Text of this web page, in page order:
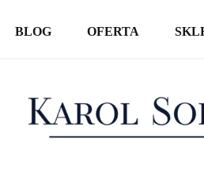
BLOG
SPOTKANIA AUTORSKIE
OFERTA